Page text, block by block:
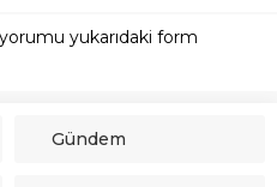
yukarıdaki form
Gündem